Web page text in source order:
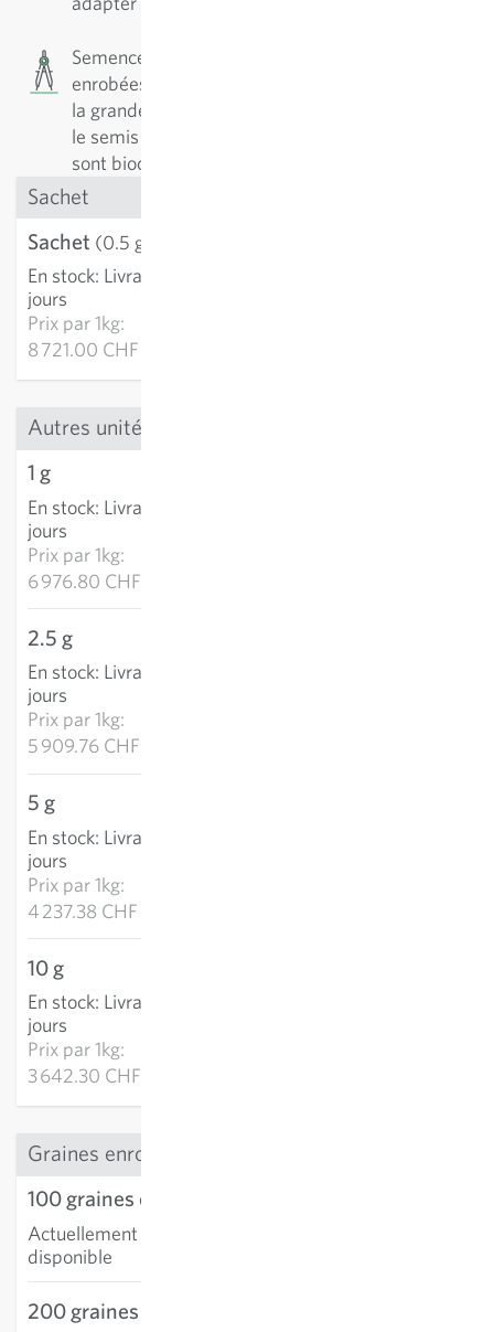
Semences enrobées : Les semences sont
enrobées de matériel minéral. Le but est d’unifier
la grandeur et la forme des graines pour faciliter
le semis (technique). Les semences enrobées
sont biocompatibles et vendues à l’unité.
Sachet
Sachet (0.5 g)
En stock: Livraison 2-4
jours
Prix par1kg:
8 721.00 CHF
Autres unités
1 g
En stock: Livraison 2-4
jours
Prix par1kg:
6 976.80 CHF
2.5 g
En stock: Livraison 2-4
jours
Prix par1kg:
5 909.76 CHF
5 g
En stock: Livraison 2-4
jours
Prix par1kg:
4 237.38 CHF
10 g
En stock: Livraison 2-4
jours
Prix par1kg:
3 642.30 CHF
Graines enrobées
100 graines enrobées
Actuellement non
disponible
200 graines enrobées